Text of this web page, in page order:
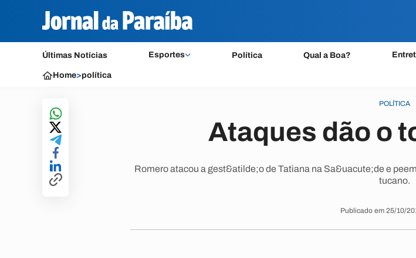
Últimas Notícias Esportes Política Qual a Boa?
Home>política
POLÍTICA
Ataques dão o
Romero atacou a gest&atilde;o de Tatiana na Sa&uacute;de e
tucano.
Publicado em 25/10/